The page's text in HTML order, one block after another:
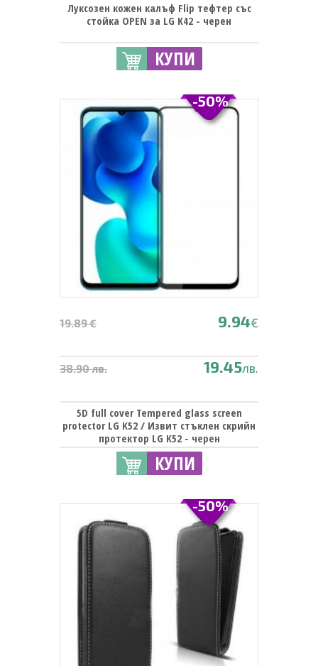
Луксозен кожен калъф Flip тефтер със
стойка OPEN за LG K42 - черен
КУПИ
19.89 € 9.94€
38.90 лв. 19.45лв.
5D full cover Tempered glass screen
protector LG K52 / Извит стъклен скрийн
протектор LG K52 - черен
КУПИ
-50%
-50%